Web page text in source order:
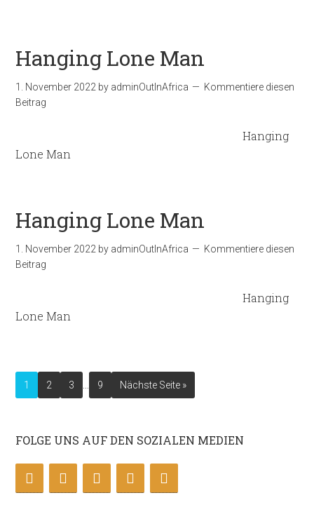
Hanging Lone Man
1. November 2022 by adminOutInAfrica
Kommentiere diesen
Beitrag
Hanging
Lone Man
Hanging Lone Man
1. November 2022 by adminOutInAfrica
Kommentiere diesen
Beitrag
Hanging
Lone Man
1 2 3 9 Nächste Seite »
FOLGE UNS AUF DEN SOZIALEN MEDIEN